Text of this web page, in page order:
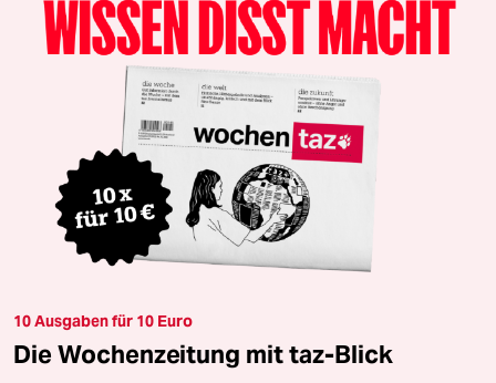
10 Ausgaben für 10 Euro
Die Wochenzeitung mit taz-Blick